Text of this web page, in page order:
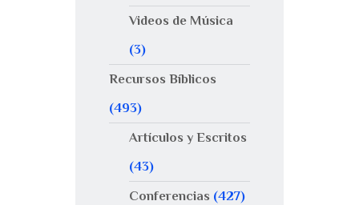
Videos de Música
(3)
Recursos Bíblicos
(493)
Artículos y Escritos
(43)
Conferencias (427)